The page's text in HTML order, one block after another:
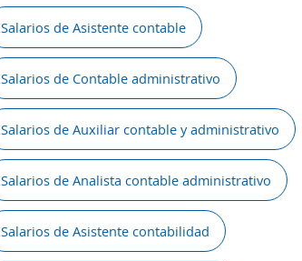
Salarios de Asistente contable
Salarios de Contable administrativo
Salarios de Auxiliar contable y administrativo
Salarios de Analista contable administrativo
Salarios de Asistente contabilidad